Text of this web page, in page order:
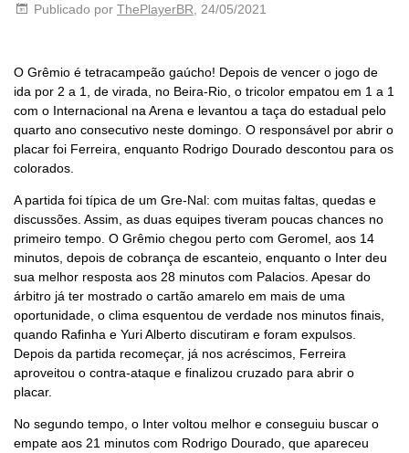
Publicado por ThePlayerBR , 24/05/2021
O Grêmio é tetracampeão gaúcho! Depois de vencer o jogo de
ida por 2 a 1, de virada, no Beira-Rio, o tricolor empatou em 1 a 1
com o Internacional na Arena e levantou a taça do estadual pelo
quarto ano consecutivo neste domingo. O responsável por abrir o
placar foi Ferreira, enquanto Rodrigo Dourado descontou para os
colorados.
A partida foi típica de um Gre-Nal: com muitas faltas, quedas e
discussões. Assim, as duas equipes tiveram poucas chances no
primeiro tempo. O Grêmio chegou perto com Geromel, aos 14
minutos, depois de cobrança de escanteio, enquanto o Inter deu
sua melhor resposta aos 28 minutos com Palacios. Apesar do
árbitro já ter mostrado o cartão amarelo em mais de uma
oportunidade, o clima esquentou de verdade nos minutos finais,
quando Rafinha e Yuri Alberto discutiram e foram expulsos.
Depois da partida recomeçar, já nos acréscimos, Ferreira
aproveitou o contra-ataque e finalizou cruzado para abrir o
placar.
No segundo tempo, o Inter voltou melhor e conseguiu buscar o
empate aos 21 minutos com Rodrigo Dourado, que apareceu